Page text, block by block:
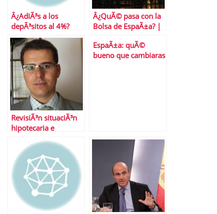
Â¿AdiÃ³s a los
depÃ³sitos al 4%?
Â¿QuÃ© pasa con la
Bolsa de EspaÃ±a? |
Bolsas y Mercados
EspaÃ±oles
RevisiÃ³n situaciÃ³n
hipotecaria e
y perspectivas para
2012
EspaÃ±a: quÃ©
bueno que cambiaras